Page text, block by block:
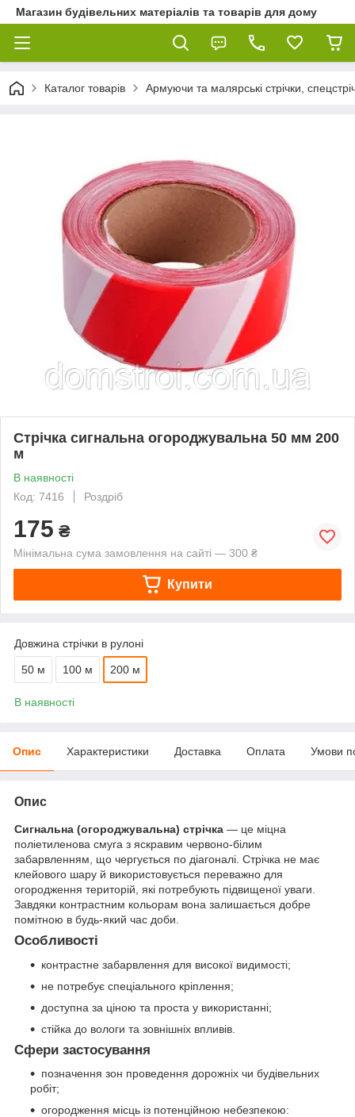
Магазин будівельних матеріалів та товарів для дому
Каталог товарів Армуючи та малярські стрічки,
Стрічка сигнальна огороджувальна 50 мм 200
м
В наявності
Код: 7416
Роздріб
175 ₴
Мінімальна сума замовлення на сайті — 300 ₴
Купити
Довжина стрічки в рулоні
50 м 100 м 200 м
В наявності
Опис Характеристики Доставка Оплата Умови
Опис
Сигнальна (огороджувальна) стрічка — це міцна
поліетиленова смуга з яскравим червоно-білим
забарвленням, що чергується по діагоналі. Стрічка не має
клейового шару й використовується переважно для
огородження територій, які потребують підвищеної уваги.
Завдяки контрастним кольорам вона залишається добре
помітною в будь-який час доби.
Особливості
контрастне забарвлення для високої видимості;
не потребує спеціального кріплення;
доступна за ціною та проста у використанні;
стійка до вологи та зовнішніх впливів.
Сфери застосування
позначення зон проведення дорожніх чи будівельних
робіт;
огородження місць із потенційною небезпекою: